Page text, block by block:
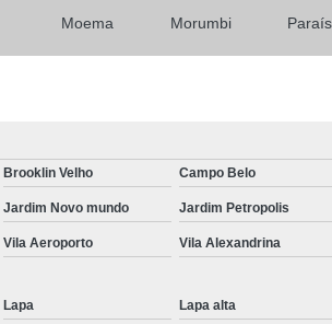
Tratamentos
Tratamento
Moema Morumbi
Brooklin Velho Campo Belo
Jardim Novo mundo Jardim Petropolis
Vila Aeroporto Vila Alexandrina
Lapa Lapa alta